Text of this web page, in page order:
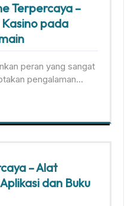
Terpercaya –
pada
peran yang sangat
pengalaman…
– Alat
dan Buku